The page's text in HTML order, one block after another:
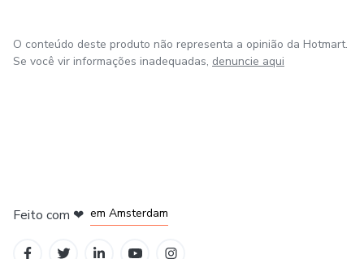
O conteúdo deste produto não representa a opinião da Hotmart.
Se você vir informações inadequadas, denuncie aqui
Feito com ❤ em Amsterdam